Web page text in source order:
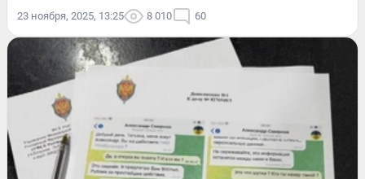
23 ноября, 2025, 13:25 8 010 60